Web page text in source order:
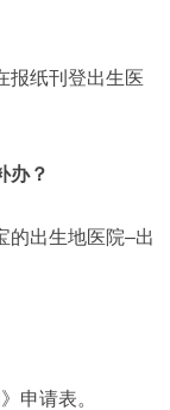
报纸刊登出生医
办？
的出生地医院–出
申请表。